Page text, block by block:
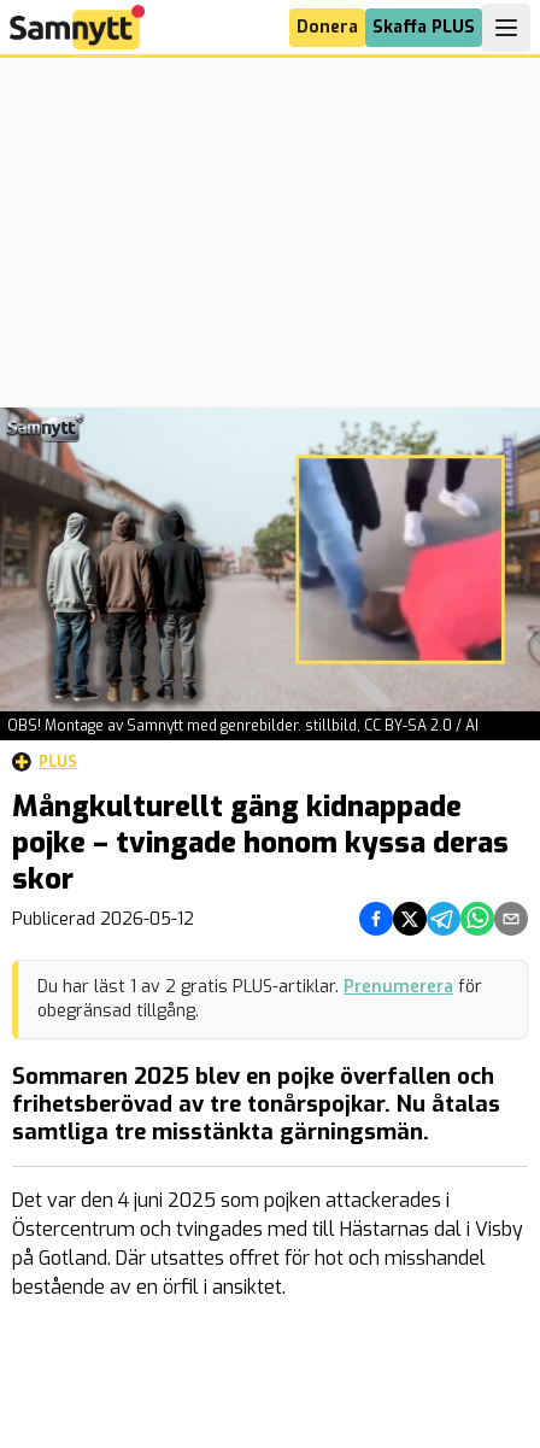
Donera Skaffa PLUS
OBS! Montage av Samnytt med genrebilder. stillbild, CC BY-SA 2.0 / AI
PLUS
Mångkulturellt gäng kidnappade
pojke – tvingade honom kyssa deras
skor
Publicerad 2026-05-12 Dela på Facebook
Dela på Twitter
Dela påDela på
Dela
Du har läst 1 av 2 gratis PLUS-artiklar. Prenumerera för
obegränsad tillgång.
Sommaren 2025 blev en pojke överfallen och
frihetsberövad av tre tonårspojkar. Nu åtalas
samtliga tre misstänkta gärningsmän.
Det var den 4 juni 2025 som pojken attackerades i
Östercentrum och tvingades med till Hästarnas dal i Visby
på Gotland. Där utsattes offret för hot och misshandel
bestående av en örfil i ansiktet.